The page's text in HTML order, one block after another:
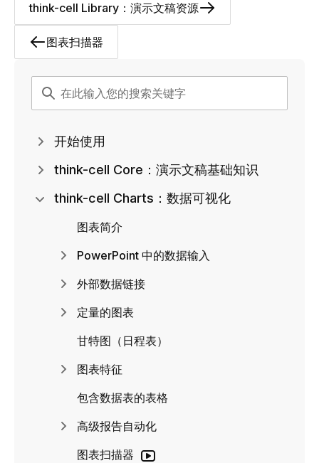
图表扫描器
think-cell Library：演示文稿资源
开始使用
think-cell Core：演示文稿基础知识
think-cell Charts：数据可视化
图表简介
PowerPoint 中的数据输入
外部数据链接
定量的图表
甘特图（日程表）
图表特征
包含数据表的表格
高级报告自动化
图表扫描器